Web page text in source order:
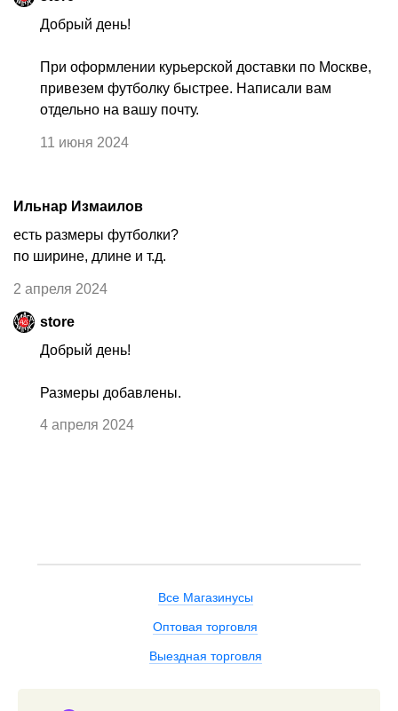
Добрый день!
При оформлении курьерской доставки по Москве,
привезем футболку быстрее. Написали вам
отдельно на вашу почту.
11 июня 2024
Ильнар Измаилов
есть размеры футболки?
по ширине, длине и т.д.
2 апреля 2024
store
Добрый день!
Размеры добавлены.
4 апреля 2024
Все Магазинусы
Оптовая торговля
Выездная торговля